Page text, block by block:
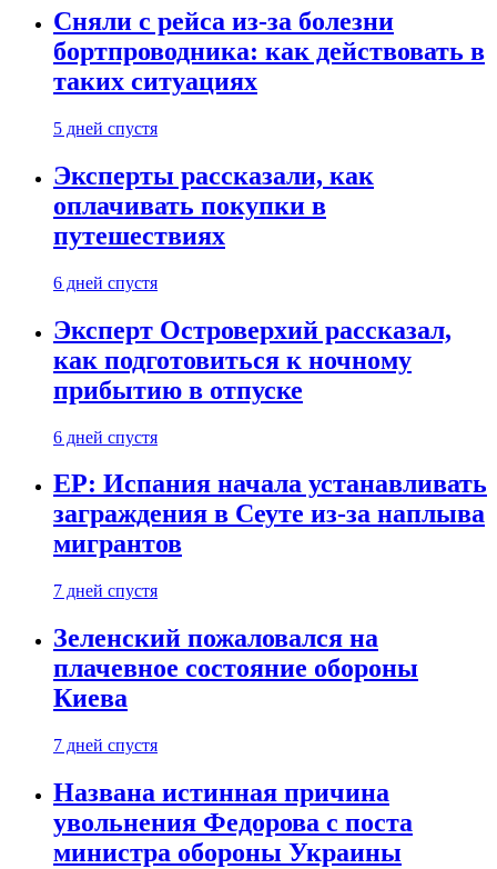
Сняли с рейса из-за болезни
бортпроводника: как действовать в
таких ситуациях
5 дней спустя
Эксперты рассказали, как
оплачивать покупки в
путешествиях
6 дней спустя
Эксперт Островерхий рассказал,
как подготовиться к ночному
прибытию в отпуске
6 дней спустя
EP: Испания начала устанавливать
заграждения в Сеуте из-за наплыва
мигрантов
7 дней спустя
Зеленский пожаловался на
плачевное состояние обороны
Киева
7 дней спустя
Названа истинная причина
увольнения Федорова с поста
министра обороны Украины